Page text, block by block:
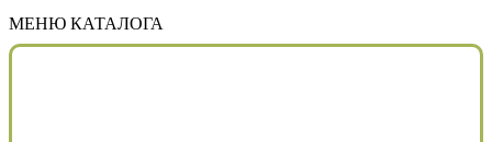
МЕНЮ КАТАЛОГА